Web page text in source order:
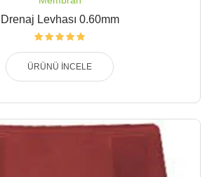
Drenaj Levhası 0.60mm
ÜRÜNÜ İNCELE